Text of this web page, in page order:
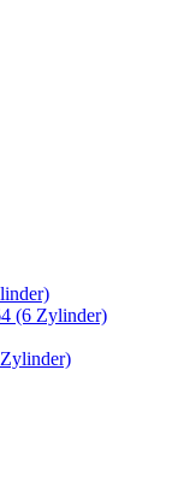
(6 Zylinder)